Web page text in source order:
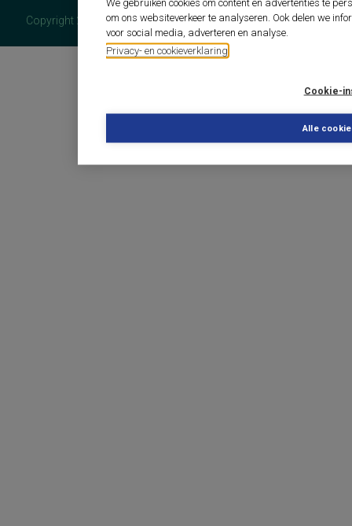
om ons websiteverkeer te analyseren. Ook delen we
voor social media, adverteren en analyse.
Privacy- en cookieverklaring
Cookie-
Alle
Copyright 2026 - COTAN Documentatie